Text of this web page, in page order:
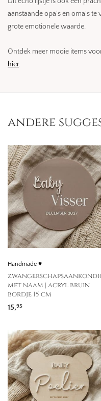
aanstaande opa’s en oma’s
grote emotionele waarde.
Ontdek meer mooie items
hier.
andere
Handmade ♥
met naam | acryl bruin
bordje 15 cm
15,95